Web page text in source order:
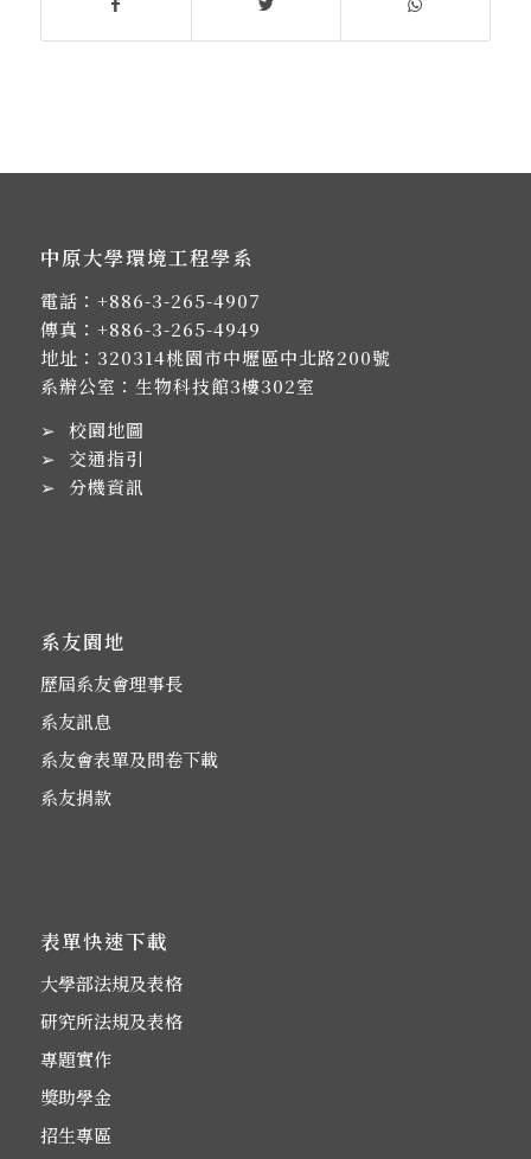
中原大學環境工程學系
電話： +886-3-265-4907
傳真：+886-3-265-4949
地址： 320314桃園市中壢區中北路200號
系辦公室：生物科技館3樓302室
➢ 校園地圖
➢ 交通指引
➢ 分機資訊
系友園地
歷屆系友會理事長
系友訊息
系友會表單及問卷下載
系友捐款
表單快速下載
大學部法規及表格
研究所法規及表格
專題實作
獎助學金
招生專區